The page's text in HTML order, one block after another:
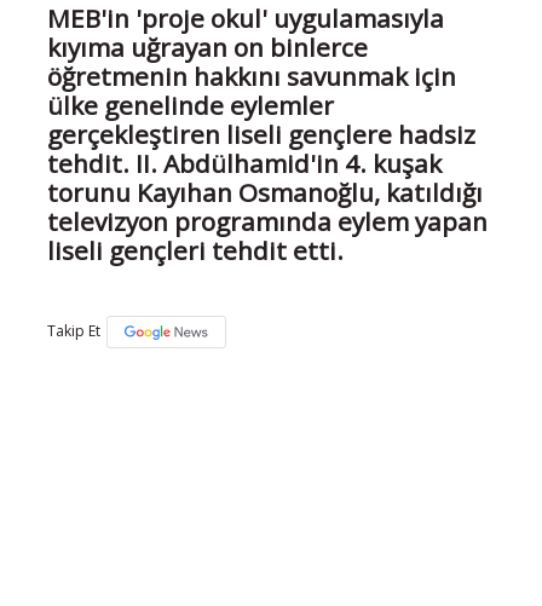
MEB'in 'proje okul' uygulamasıyla
kıyıma uğrayan on binlerce
öğretmenin hakkını savunmak için
ülke genelinde eylemler
gerçekleştiren liseli gençlere hadsiz
tehdit. II. Abdülhamid'in 4. kuşak
torunu Kayıhan Osmanoğlu, katıldığı
televizyon programında eylem yapan
liseli gençleri tehdit etti.
Takip Et